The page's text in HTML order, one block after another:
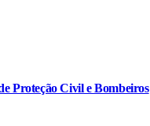
Proteção Civil e Bombeiros